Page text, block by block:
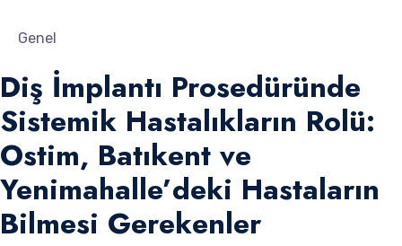
Genel
Diş İmplantı Prosedüründe
Sistemik Hastalıkların Rolü:
Ostim, Batıkent ve
Yenimahalle’deki Hastaların
Bilmesi Gerekenler